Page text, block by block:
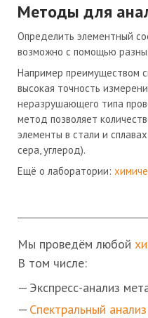
Методы для
Определить элементный
возможно с помощью
Например преимуществом
высокая точность
неразрушающего типа
метод позволяет
элементы в стали и
сера, углерод).
Ещё о лаборатории:
Мы проведём любой
В том числе:
Экспресс-анализ
Спектральный